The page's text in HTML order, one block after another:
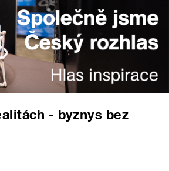
- byznys bez